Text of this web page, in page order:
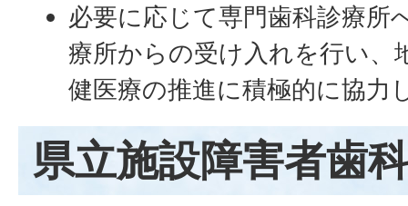
必要に応じて専門歯科診療所
療所からの受け入れを行い、
健医療の推進に積極的に協力
県立施設障害者歯